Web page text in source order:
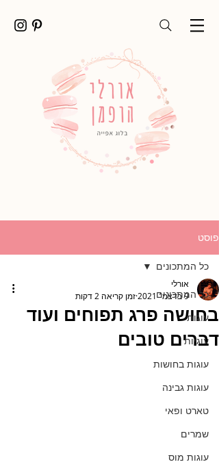
פוסט
כל המתכונים
עוגות
עוגיות
עוגות בחושות
עוגות גבינה
טארט ופאי
שמרים
עוגות מוס
כל המתכונים
בחושה פרג תפוחים ועוד
דברים טובים
אורלי
9 בדצמ׳ 2021
זמן קריאה 2 דקות